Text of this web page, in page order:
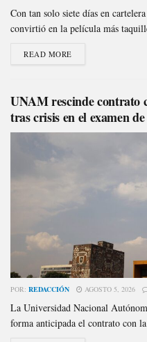
Con tan solo siete días en
convirtió en la película más
READ MORE
UNAM rescinde contrato
tras crisis en el examen
POR: REDACCIÓN AGOSTO 5, 2026
La Universidad Nacional
forma anticipada el contrato con